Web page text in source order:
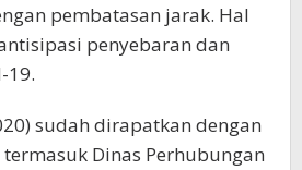
pembatasan jarak. Hal
penyebaran dan
19.
sudah dirapatkan dengan
Dinas Perhubungan